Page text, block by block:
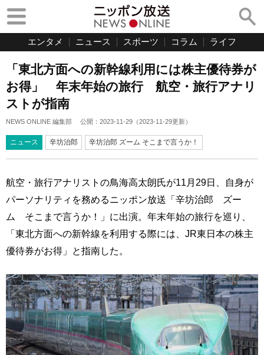
エンタメ ニュース スポーツ コラム ライフ
「東北方面への新幹線利用には株主優待券が
お得」 年末年始の旅行 航空・旅行アナリ
ストが指南
NEWS ONLINE 編集部 公開： 2023-11-29 （2023-11-29更新）
ニュース 辛坊治郎 辛坊治郎 ズーム そこまで言うか！
航空・旅行アナリストの鳥海高太朗氏が11月29日、自身が
パーソナリティを務めるニッポン放送「辛坊治郎 ズー
ム そこまで言うか！」に出演。年末年始の旅行を巡り、
「東北方面への新幹線を利用する際には、JR東日本の株主
優待券がお得」と指南した。